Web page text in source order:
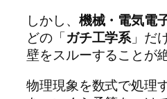
しかし、 機械・電気電
どの「ガチ工学系」だ
壁をスルーすることが
物理現象を数式で処理